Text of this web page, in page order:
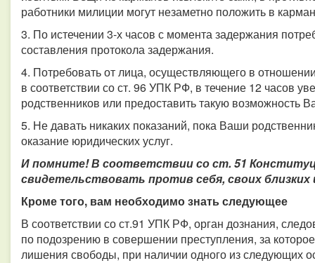
работники милиции могут незаметно положить в
3. По истечении 3-х часов с момента задержания
составления протокола задержания.
4. Потребовать от лица, осуществляющего в
в соответствии со ст. 96 УПК РФ, в течение 12 часов
родственников или предоставить такую возможность
5. Не давать никаких показаний, пока Ваши
оказание юридических услуг.
И помните! В соответствии со ст. 51
свидетельствовать против себя, своих близких
Кроме того, вам необходимо знать следующее
В соответствии со ст.91 УПК РФ, орган дознания,
по подозрению в совершении преступления, за
лишения свободы, при наличии одного из следующих